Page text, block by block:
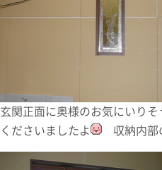
玄関正面に奥様のお気にいり
くださいましたよ
収納内部